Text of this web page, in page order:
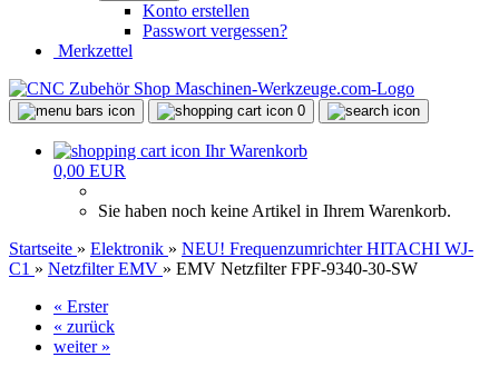
Konto erstellen
Passwort vergessen?
Merkzettel
0
Ihr Warenkorb
0,00 EUR
Sie haben noch keine Artikel in Ihrem Warenkorb.
Startseite » Elektronik » NEU! Frequenzumrichter HITACHI WJ-
C1 » Netzfilter EMV » EMV Netzfilter FPF-9340-30-SW
« Erster
« zurück
weiter »